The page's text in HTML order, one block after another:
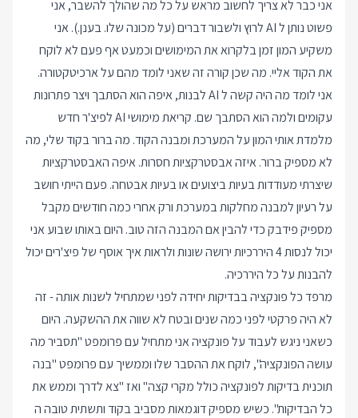
אני כבר לא צריך לחשוב מראש על כל מה שהולך להשבר, אני
פשוט נותן ל AI לרוץ ולשבור דברים (על מכונה שלו. בענן.). אני
משקיע המון זמן בלקרוא את המימושים וכמעט אף פעם לא לוקח
את הקוד אליי. מה שכן קורה זה שאני לומד מהם על ארכיטקטורה.
אני לומד מה היה קשה ל AI לבנות, איפה הוא הסתבך ויצר פתרונות
עקומים ולמה הוא הסתבך שם. קריאת מימושי AI לפיצ'ר חדש
מלמדת אותי המון על המערכת ומבנה הקוד. מה ברור בקוד שלי, מה
לא מספיק ברור. איזה אבסטרקציות חסרות. איפה האבסטרקציות
שיצרתי מעודדות בעיות ביצועים או בעיות אבטחה. פעם הייתי חושב
על רעיון למבנה מחלקות במערכת ורק אחרי כמה חודשים מקבל
מספיק פידבק כדי להבין אם המבנה הזה טוב. היום באותו שבוע אני
יכול לנסות 4 היררכיות ירושה שונות ולראות איך אוסף של פיצ'רים יכול
להבנות על כל היררכיה.
מרפד כל פונקציה בבדיקות יחידה לפני שמתחיל לשנות אותה - זה
לא היה פרקטי לפני כמה שנים ובטח לא שווה את ההשקעה. היום
כשאני ניגש לעבוד על פונקציה אני מתחיל עם פרומפט "תסביר מה
עושה הפונקציה", לוקח את ההסבר שלו וממשיך עם פרומפט "בנה
תוכנית בדיקות לפונקציה כולל מקרי קצה" ואז "צא לדרך וממש את
כל הבדיקות". כשיש מספיק דוגמאות מסביב בקוד ותשתית טובה ה